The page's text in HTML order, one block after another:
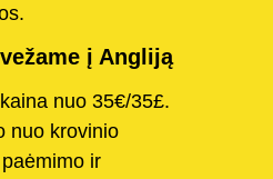
į Angliją
nuo 35€/35£.
nuo krovinio
ir